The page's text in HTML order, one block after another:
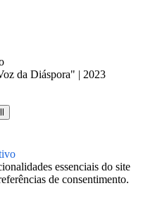
da Diáspora" | 2023
essenciais do site
de consentimento.